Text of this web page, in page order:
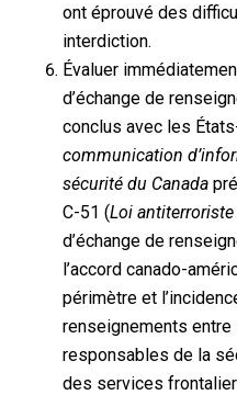
ont éprouvé des
interdiction.
Évaluer
d’échange de
conclus avec les
communication
sécurité du Canada
C-51 (Loi
d’échange de
l’accord canado-
périmètre et
renseignements
responsables de la
des services